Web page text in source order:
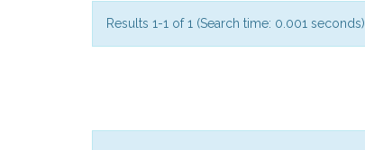
Results 1-1 of 1 (Search time: 0.001 seconds).